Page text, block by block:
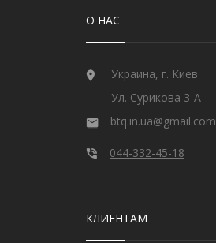
О НАС
Украина, г. Киев
Ул. Сурикова 3-А
btq.in.ua@gmail.com
044-332-45-18
КЛИЕНТАМ